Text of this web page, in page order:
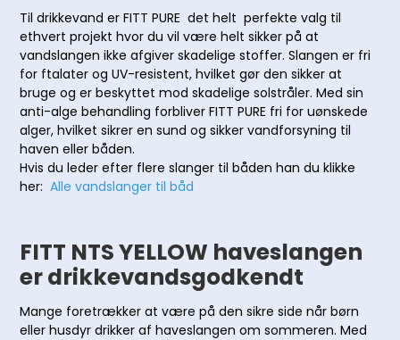
Til drikkevand er FITT PURE det helt perfekte valg til
ethvert projekt hvor du vil være helt sikker på at
vandslangen ikke afgiver skadelige stoffer. Slangen er fri
for ftalater og UV-resistent, hvilket gør den sikker at
bruge og er beskyttet mod skadelige solstråler. Med sin
anti-alge behandling forbliver FITT PURE fri for uønskede
alger, hvilket sikrer en sund og sikker vandforsyning til
haven eller båden.
Hvis du leder efter flere slanger til båden han du klikke
her:Alle vandslanger til båd
FITT NTS YELLOW haveslangen
er drikkevandsgodkendt
Mange foretrækker at være på den sikre side når børn
eller husdyr drikker af haveslangen om sommeren. Med